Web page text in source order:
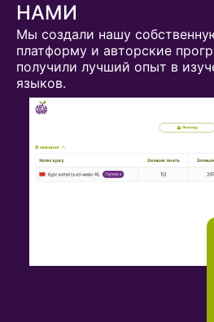
НАМИ
Мы создали нашу
платформу и авторские
получили лучший опыт в
языков.